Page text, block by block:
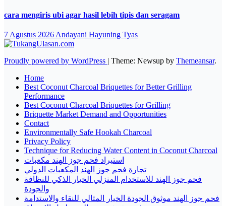
cara mengiris ubi agar hasil lebih tipis dan seragam
7 Agustus 2026 Andayani Hayuning Tyas
Proudly powered by WordPress | Theme: Newsup by Themeansar.
Home
Best Coconut Charcoal Briquettes for Better Grilling
Performance
Best Coconut Charcoal Briquettes for Grilling
Briquette Market Demand and Opportunities
Contact
Environmentally Safe Hookah Charcoal
Privacy Policy
Technique for Reducing Water Content in Coconut Charcoal
استيراد فحم جوز الهند مكعبات
تجارة فحم جوز الهند المكعبات الدولي
فحم جوز الهند للاستخدام المنزلي الخيار الذكي للنظافة
والجودة
فحم جوز الهند موثوق الجودة الخيار المثالي للنقاء والاستدامة